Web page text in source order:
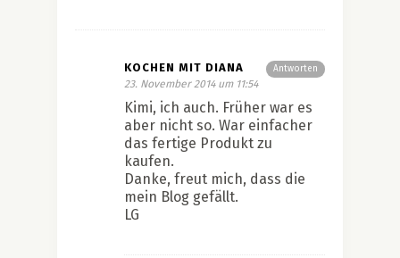
Antworten
KOCHEN MIT DIANA
23. November 2014 um 11:54
Kimi, ich auch. Früher war es
aber nicht so. War einfacher
das fertige Produkt zu
kaufen.
Danke, freut mich, dass die
mein Blog gefällt.
LG